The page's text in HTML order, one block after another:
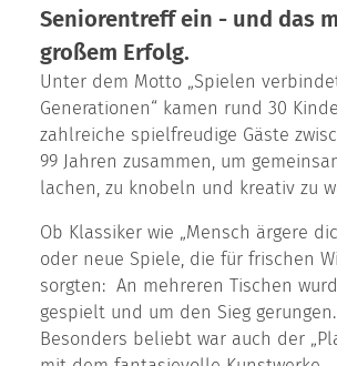
Seniorentreff ein - und das
großem Erfolg.
Unter dem Motto „Spielen
Generationen“ kamen rund 30
zahlreiche spielfreudige Gäste
99 Jahren zusammen, um
lachen, zu knobeln und kreativ zu
Ob Klassiker wie „Mensch ärgere
oder neue Spiele, die für frischen
sorgten: An mehreren Tischen
gespielt und um den Sieg gerungen.
Besonders beliebt war auch der